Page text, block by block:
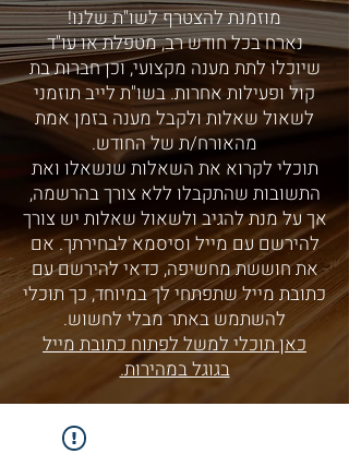
מוזמנת להצטרף לשו"ת שלנו!
נארח בכל חודש רב, מטפלת או עו"ד
שיוכלו לתת מענה מקצועי, וכן חברות בת
קול ופעילות אחרות. בשו"ת לייב תוזמני
לשאול שאלות ולקבל מענה בזמן אמת
מהאורח/ת של החודש.
תוכלי לקרוא את השאלות שנשאלו ואת
התשובות שהתקבלו ללא צורך בהרשמה,
אך על מנת להגיב ולשאול שאלות יש צורך
להירשם עם מייל וסיסמא לבחירתך. אם
את חוששת מחשיפה, כדאי להירשם עם
כתובת מייל שתפתחי לך במיוחד, כך תוכלי
להשתמש באתר מבלי לחשוש.
כאן תוכלי למשל לפתוח כתובת מייל
בגוגל במהירות.